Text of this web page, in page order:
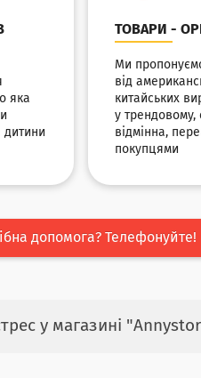
яка
дитини
ТОВАРИ -
Ми
від
китайських
у трендовому,
відмінна,
покупцями
допомога? Телефонуйте!
у магазині